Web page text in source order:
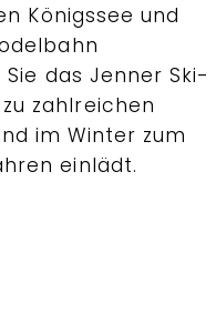
Königssee und
das Jenner Ski-
zahlreichen
im Winter zum
einlädt.